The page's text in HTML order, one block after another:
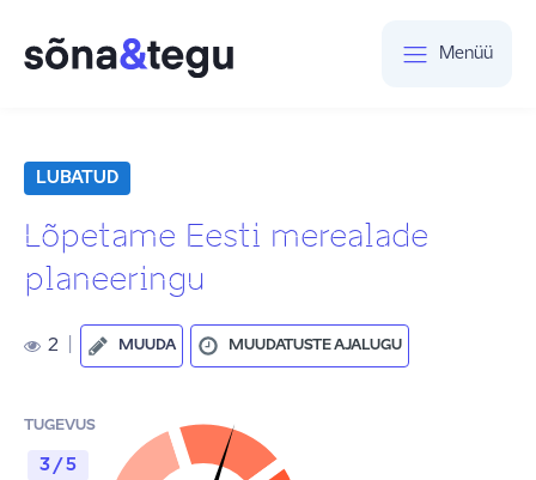
Menüü
LUBATUD
Lõpetame Eesti merealade
planeeringu
2 MUUDA MUUDATUSTE AJALUGU
TUGEVUS
3 / 5